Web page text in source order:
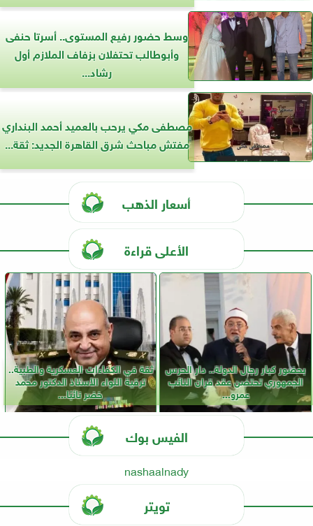
وسط حضور رفيع المستوى.. أسرتا حنفى
وأبوطالب تحتفلان بزفاف الملازم أول
رشاد...
مصطفى مكي يرحب بالعميد أحمد البنداري
مفتش مباحث شرق القاهرة الجديد: ثقة...
أسعار الذهب
الأعلى قراءة
بحضور كبار رجال الدولة.. دار الحرس
الجمهوري تحتضن عقد قران النائب
عمرو...
ثقة في الكفاءات العسكرية والطبية..
ترقية اللواء الأستاذ الدكتور محمد
خضر نائبًا...
الفيس بوك
nashaalnady
تويتر